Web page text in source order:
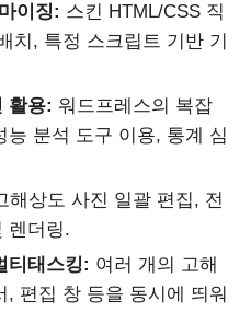
이징: 스킨 HTML/CSS 직
치, 특정 스크립트 기반 기
활용: 워드프레스의 복잡
능 분석 도구 이용, 통계 심
해상도 사진 일괄 편집, 전
렌더링.
티태스킹: 여러 개의 고해
, 편집 창 등을 동시에 띄워